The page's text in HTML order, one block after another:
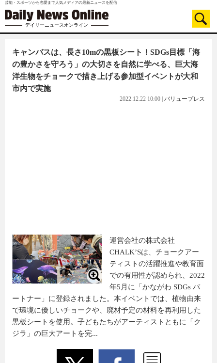
芸能・スポーツから恋愛まで人気メディアの最新ニュースを配信
デイリーニュースオンライン
キャンバスは、長さ10mの黒板シート！SDGs目標「海
の豊かさを守ろう」の大切さを自然に学べる、巨大海
洋生物をチョークで描き上げる参加型イベントが大和
市内で実施
2022.12.22 10:00 バリュープレス
運営会社の株式会社
CHALK’Sは、チョークアー
ティストの活躍推進や教育面
での有用性が認められ、2022
年5月に「かながわ SDGs パ
ートナー」に登録されました。本イベントでは、植物由来
で環境に優しいチョークや、廃材予定の材料を再利用した
黒板シートを使用。子どもたちがアーティストともに「ク
ジラ」の巨大アートを完...